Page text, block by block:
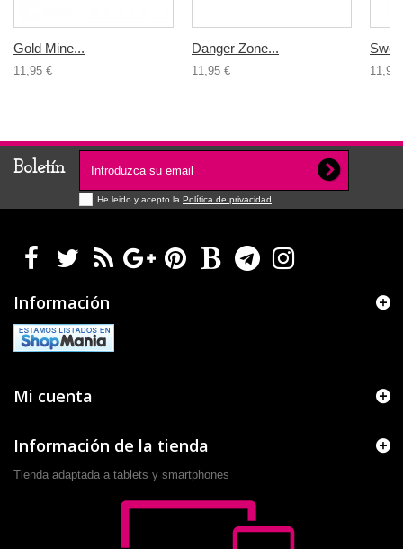
Gold Mine...
11,95 €
Danger Zone...
11,95 € 11,95
Boletín
He leido y acepto la Política de privacidad
Información
Mi cuenta
Información de la tienda
Tienda adaptada a tablets y smartphones